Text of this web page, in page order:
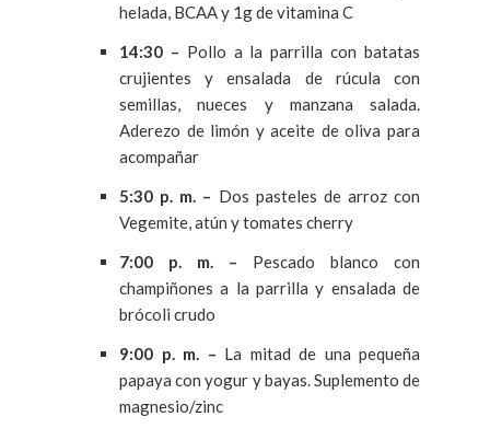
helada, BCAA y 1g de vitamina C
14:30 – Pollo a la parrilla con batatas
crujientes y ensalada de rúcula con
semillas, nueces y manzana salada.
Aderezo de limón y aceite de oliva para
acompañar
5:30 p. m. – Dos pasteles de arroz con
Vegemite, atún y tomates cherry
7:00 p. m. – Pescado blanco con
champiñones a la parrilla y ensalada de
brócoli crudo
9:00 p. m. – La mitad de una pequeña
papaya con yogur y bayas. Suplemento de
magnesio/zinc